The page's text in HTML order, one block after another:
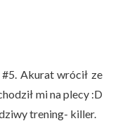
Akurat wrócił ze
mi na plecy :D
trening- killer.